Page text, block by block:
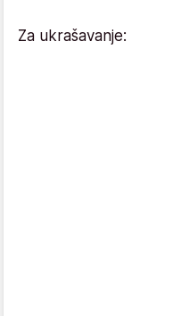
Za ukrašavanje: